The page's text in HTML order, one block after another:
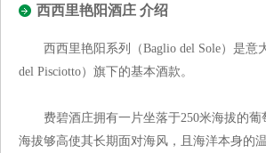
西西里艳阳酒庄 介绍
西西里艳阳系列（Baglio del Sole）是意
del Pisciotto）旗下的基本酒款。
费碧酒庄拥有一片坐落于250米海拔的葡
海拔够高使其长期面对海风，且海洋本身的